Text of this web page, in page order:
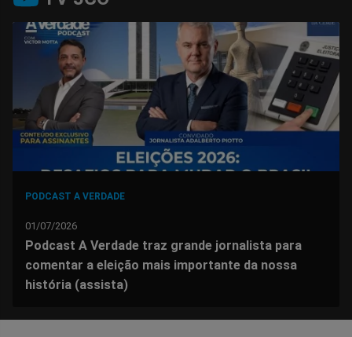
no
Facebook
no
Whatsapp
no
Twitter
no
Messenger
no
Telegram
no
Gettr
PODCAST A VERDADE
01/07/2026
Podcast A Verdade traz grande jornalista para
comentar a eleição mais importante da nossa
história (assista)